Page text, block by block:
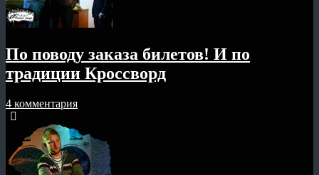
По поводу заказа билетов! И по
традиции Кроссворд
4 комментария